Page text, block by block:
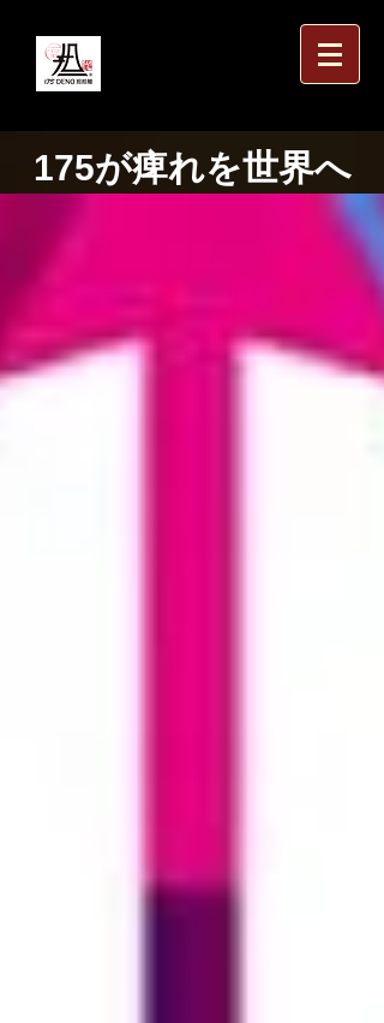
175が痺れを世界へ